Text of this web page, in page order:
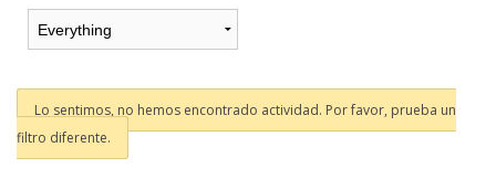
Lo sentimos, no hemos encontrado actividad. Por favor, prueba un
filtro diferente.